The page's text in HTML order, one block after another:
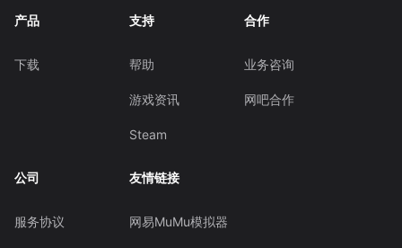
产品
下载
支持
帮助
游戏资讯
Steam
合作
业务咨询
网吧合作
公司
服务协议
友情链接
网易MuMu模拟器